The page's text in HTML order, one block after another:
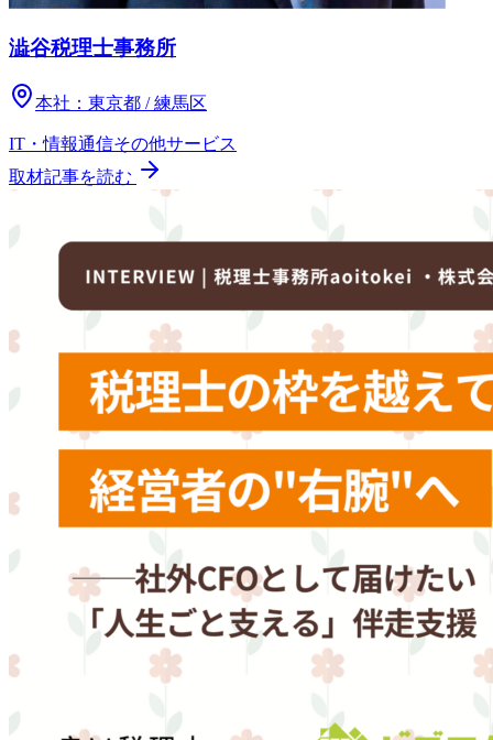
澁谷税理士事務所
本社： 東京都 / 練馬区
IT・情報通信その他サービス
取材記事を読む